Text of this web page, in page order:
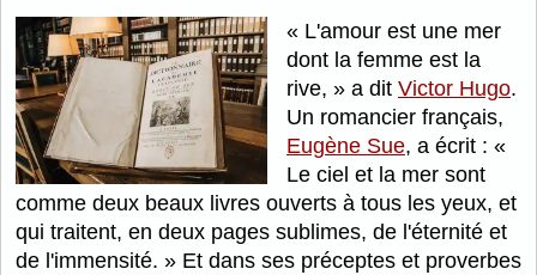
L'amour est une mer
dont la femme est la
rive,
a dit Victor Hugo.
Un romancier français,
Eugène Sue, a écrit :
Le ciel et la mer sont
comme deux beaux livres ouverts à tous les yeux, et
qui traitent, en deux pages sublimes, de l'éternité et
de l'immensité.
Et dans ses préceptes et proverbes